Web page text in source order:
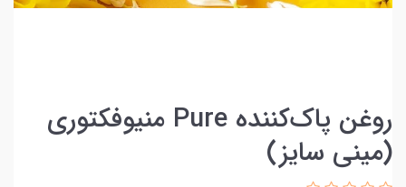
روغن پاک‌کننده Pure منیوفکتوری
(مینی سایز)